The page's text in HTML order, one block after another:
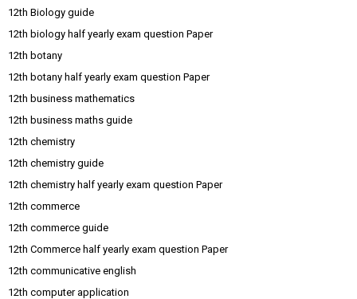
12th Biology guide
12th biology half yearly exam question Paper
12th botany
12th botany half yearly exam question Paper
12th business mathematics
12th business maths guide
12th chemistry
12th chemistry guide
12th chemistry half yearly exam question Paper
12th commerce
12th commerce guide
12th Commerce half yearly exam question Paper
12th communicative english
12th computer application